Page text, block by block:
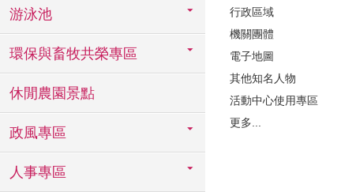
游泳池
環保與畜牧共榮專區
休閒農園景點
政風專區
人事專區
行政區域
機關團體
電子地圖
其他知名人物
活動中心使用專區
更多...